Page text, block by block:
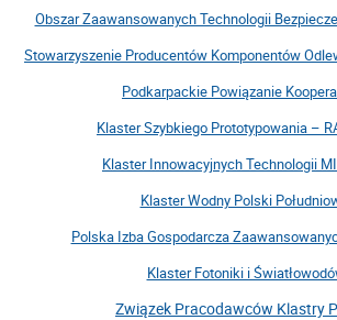
Obszar Zaawansowanych Technologii
Stowarzyszenie Producentów Komponentów
Podkarpackie Powiązanie
Klaster Szybkiego Prototypowania –
Klaster Innowacyjnych Technologii
Klaster Wodny Polski
Polska Izba Gospodarcza
Klaster Fotoniki i
Związek Pracodawców Klastry